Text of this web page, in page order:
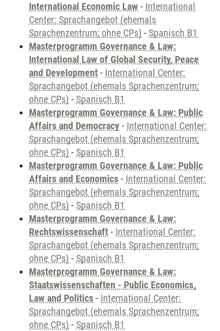
International Economic Law - International
Center: Sprachangebot (ehemals
Sprachenzentrum; ohne CPs) - Spanisch B1
Masterprogramm Governance & Law:
International Law of Global Security, Peace
and Development - International Center:
Sprachangebot (ehemals Sprachenzentrum;
ohne CPs) - Spanisch B1
Masterprogramm Governance & Law: Public
Affairs and Democracy - International Center:
Sprachangebot (ehemals Sprachenzentrum;
ohne CPs) - Spanisch B1
Masterprogramm Governance & Law: Public
Affairs and Economics - International Center:
Sprachangebot (ehemals Sprachenzentrum;
ohne CPs) - Spanisch B1
Masterprogramm Governance & Law:
Rechtswissenschaft - International Center:
Sprachangebot (ehemals Sprachenzentrum;
ohne CPs) - Spanisch B1
Masterprogramm Governance & Law:
Staatswissenschaften - Public Economics,
Law and Politics - International Center:
Sprachangebot (ehemals Sprachenzentrum;
ohne CPs) - Spanisch B1